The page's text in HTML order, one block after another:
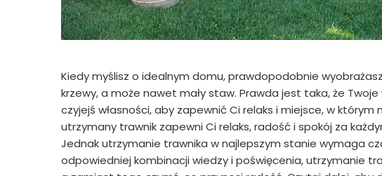
Kiedy myślisz o idealnym domu, prawdopodobnie
krzewy, a może nawet mały staw. Prawda jest taka, że
czyjejś własności, aby zapewnić Ci relaks i miejsce, w
utrzymany trawnik zapewni Ci relaks, radość i spokój za
Jednak utrzymanie trawnika w najlepszym stanie wymaga
odpowiedniej kombinacji wiedzy i poświęcenia, utrzymanie